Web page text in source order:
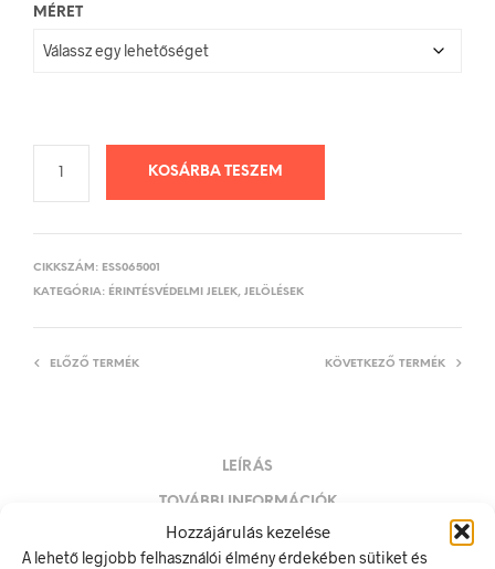
Hozzájárulás kezelése
A lehető legjobb felhasználói élmény érdekében sütiket és
MÉRET
KOSÁRBA TESZEM
CIKKSZÁM: ESS065001
KATEGÓRIA: ÉRINTÉSVÉDELMI JELEK, JELÖLÉSEK
ELŐZŐ TERMÉK KÖVETKEZŐ TERMÉK
LEÍRÁS
TOVÁBBI INFORMÁCIÓK
Világítás